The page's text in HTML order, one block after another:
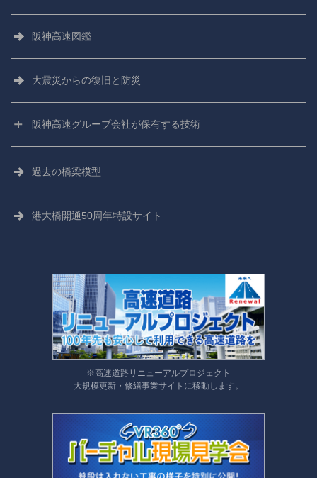
阪神高速図鑑
大震災からの復旧と防災
阪神高速グループ会社が保有する技術
阪神高速技術株式会社
過去の橋梁模型
港大橋開通50周年特設サイト
※高速道路リニューアルプロジェクト
大規模更新・修繕事業サイトに移動します。